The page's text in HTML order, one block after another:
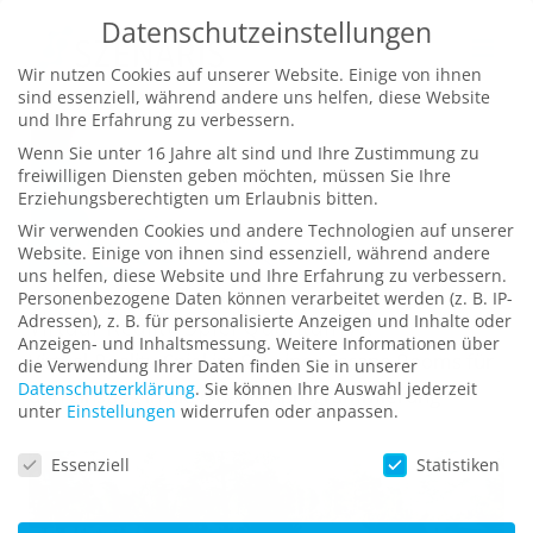
springen
Virtual-Reality-Spiel QuantumVR
Virtual-Reality-Spiel im Stil eines Escape Rooms für
den Einstieg in die Quantenprogrammierung
Datenschutzeinstellungen
Wir nutzen Cookies auf unserer Website. Einige von ihnen
sind essenziell, während andere uns helfen, diese Website
und Ihre Erfahrung zu verbessern.
Wenn Sie unter 16 Jahre alt sind und Ihre Zustimmung zu
freiwilligen Diensten geben möchten, müssen Sie Ihre
Erziehungsberechtigten um Erlaubnis bitten.
Wir verwenden Cookies und andere Technologien auf unserer
Website. Einige von ihnen sind essenziell, während andere
uns helfen, diese Website und Ihre Erfahrung zu verbessern.
Personenbezogene Daten können verarbeitet werden (z. B. IP-
Adressen), z. B. für personalisierte Anzeigen und Inhalte oder
Anzeigen- und Inhaltsmessung. Weitere Informationen über
die Verwendung Ihrer Daten finden Sie in unserer
Datenschutzerklärung. Sie können Ihre Auswahl jederzeit
unter Einstellungen widerrufen oder anpassen.
Datenschutzeinstellungen
Essenziell Statistiken